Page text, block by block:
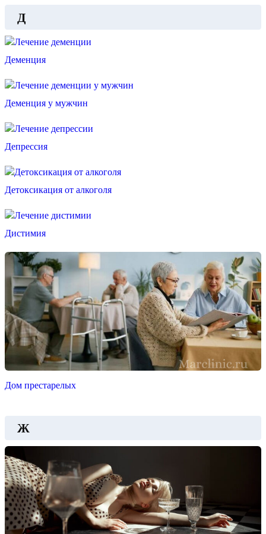
Д
Деменция
Деменция у мужчин
Депрессия
Детоксикация от алкоголя
Дистимия
Дом престарелых
Ж